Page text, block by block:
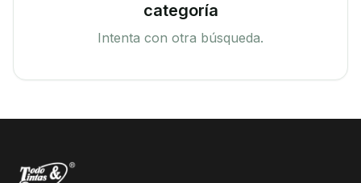
categoría
Intenta con otra búsqueda.